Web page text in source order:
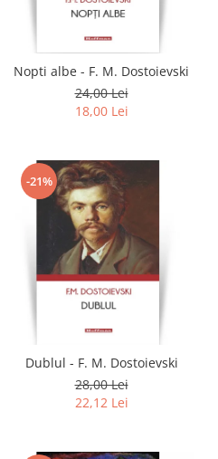
Literatura
Contemporana
Universala
Non-fictiune
Calatorii
Publicistica / Reportaje / Interviuri
Stiinte umaniste
Sociologie si filozofie
Nopti albe - F. M. Dostoievski
24,00 Lei
18,00 Lei
-21%
Dublul - F. M. Dostoievski
28,00 Lei
22,12 Lei